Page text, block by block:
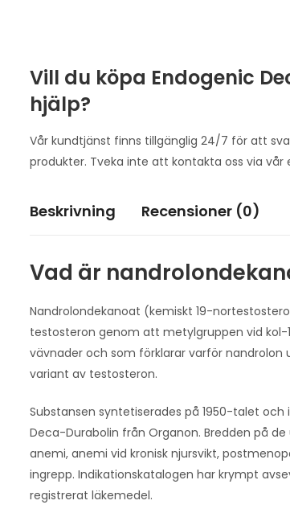
Vill du köpa Endogenic
hjälp?
Vår kundtjänst finns tillgänglig 24/7 för att
produkter. Tveka inte att kontakta oss via vår
Beskrivning Recensioner (0)
Vad är
Nandrolondekanoat (kemiskt 19-
testosteron genom att metylgruppen vid kol-
vävnader och som förklarar varför nandrolon
variant av testosteron.
Substansen syntetiserades på 1950-talet
Deca-Durabolin från Organon. Bredden på
anemi, anemi vid kronisk njursvikt,
ingrepp. Indikationskatalogen har krympt
registrerat läkemedel.